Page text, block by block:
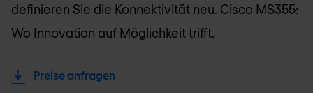
definieren Sie die Konnektivität neu. Cisco MS355:
Wo Innovation auf Möglichkeit trifft.
Preise anfragen